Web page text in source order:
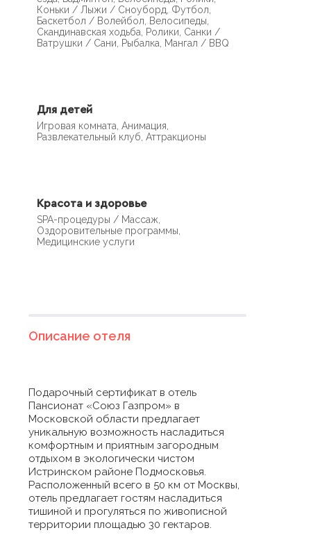
Коньки / Лыжи / Сноуборд, Футбол,
Баскетбол / Волейбол, Велосипеды,
Скандинавская ходьба, Ролики, Санки /
Ватрушки / Сани, Рыбалка, Мангал / BBQ
Для детей
Игровая комната, Анимация,
Развлекательный клуб, Аттракционы
Красота и здоровье
SPA-процедуры / Массаж,
Оздоровительные программы,
Медицинские услуги
Описание отеля
Подарочный сертификат в отель
Пансионат «Союз Газпром» в
Московской области предлагает
уникальную возможность насладиться
комфортным и приятным загородным
отдыхом в экологически чистом
Истринском районе Подмосковья.
Расположенный всего в 50 км от Москвы,
отель предлагает гостям насладиться
тишиной и прогуляться по живописной
территории площадью 30 гектаров.